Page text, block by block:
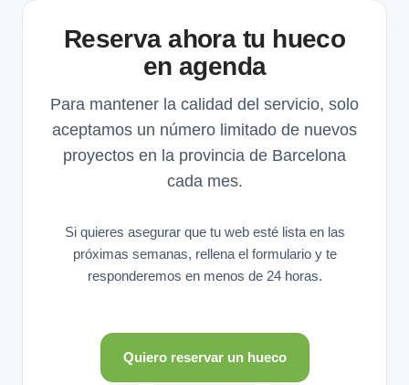
Reserva ahora tu hueco
en agenda
Para mantener la calidad del servicio, solo
aceptamos un número limitado de nuevos
proyectos en la provincia de Barcelona
cada mes.
Si quieres asegurar que tu web esté lista en las
próximas semanas, rellena el formulario y te
responderemos en menos de 24 horas.
Quiero reservar un hueco